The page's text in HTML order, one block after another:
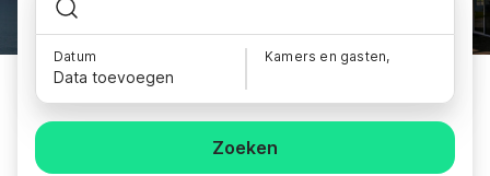
Datum
Data toevoegen
Kamers en gasten,
Zoeken